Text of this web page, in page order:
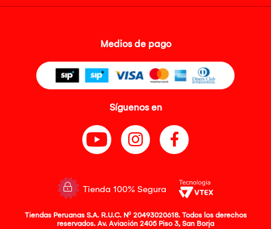
Medios de pago
Síguenos en
Tienda 100% Segura
Tiendas Peruanas S.A. R.U.C. Nº 20493020618. Todos los derechos
reservados. Av. Aviación 2405 Piso 3, San Borja